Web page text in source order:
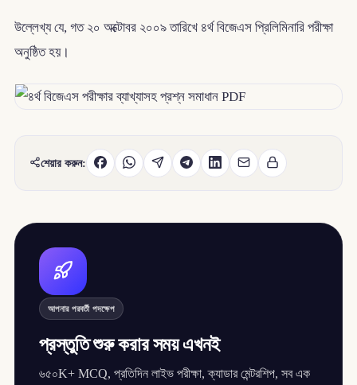
উল্লেখ্য যে, গত ২০ অক্টোবর ২০০৯ তারিখে ৪র্থ বিজেএস প্রিলিমিনারি পরীক্ষা
অনুষ্ঠিত হয়।
শেয়ার করুন:
আপনার পরবর্তী পদক্ষেপ
প্রস্তুতি শুরু করার সময় এখনই
৬৫০K+ MCQ, প্রতিদিন লাইভ পরীক্ষা, ক্যাডার মেন্টরশিপ, সব এক